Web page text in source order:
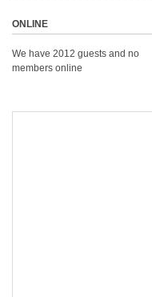
ONLINE
We have 2012 guests and no
members online